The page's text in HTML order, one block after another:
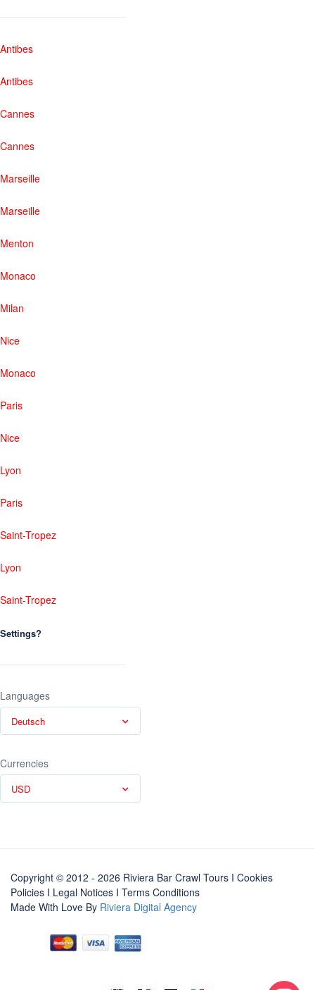
Antibes
Antibes
Cannes
Cannes
Marseille
Marseille
Menton
Monaco
Milan
Nice
Monaco
Paris
Nice
Lyon
Paris
Saint-Tropez
Lyon
Saint-Tropez
Settings?
Languages
Deutsch
Currencies
USD
Copyright © 2012 - 2026 Riviera Bar Crawl Tours I Cookies
Policies I Legal Notices I Terms Conditions
Made With Love By Riviera Digital Agency